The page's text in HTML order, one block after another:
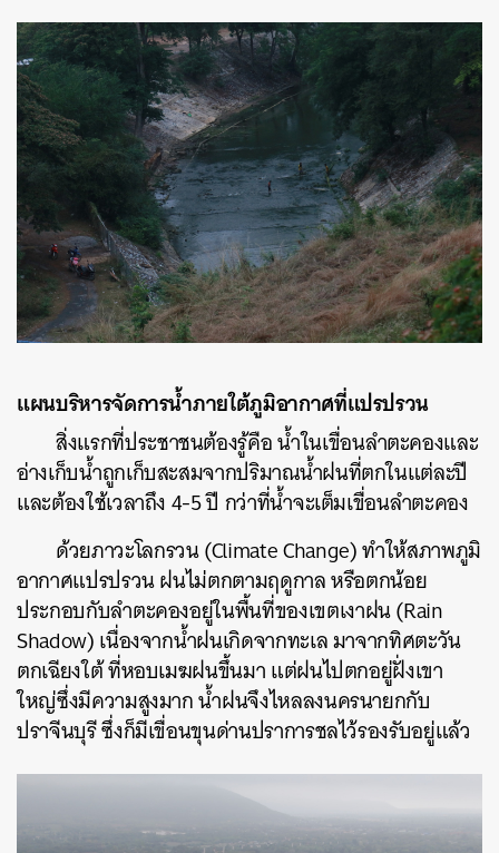
แผนบริหารจัดการน้ำภายใต้ภูมิอากาศที่แปรปรวน
สิ่งแรกที่ประชาชนต้องรู้คือ น้ำในเขื่อนลำตะคองและ
อ่างเก็บน้ำถูกเก็บสะสมจากปริมาณน้ำฝนที่ตกในแต่ละปี
และต้องใช้เวลาถึง 4-5 ปี กว่าที่น้ำจะเต็มเขื่อนลำตะคอง
ด้วยภาวะโลกรวน (Climate Change) ทำให้สภาพภูมิ
อากาศแปรปรวน ฝนไม่ตกตามฤดูกาล หรือตกน้อย
ประกอบกับลำตะคองอยู่ในพื้นที่ของเขตเงาฝน (Rain
Shadow) เนื่องจากน้ำฝนเกิดจากทะเล มาจากทิศตะวัน
ตกเฉียงใต้ ที่หอบเมฆฝนขึ้นมา แต่ฝนไปตกอยู่ฝั่งเขา
ใหญ่ซึ่งมีความสูงมาก น้ำฝนจึงไหลลงนครนายกกับ
ปราจีนบุรี ซึ่งก็มีเขื่อนขุนด่านปราการชลไว้รองรับอยู่แล้ว